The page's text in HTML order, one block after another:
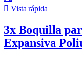
 Vista rápida
3x Boquilla
Expansiva